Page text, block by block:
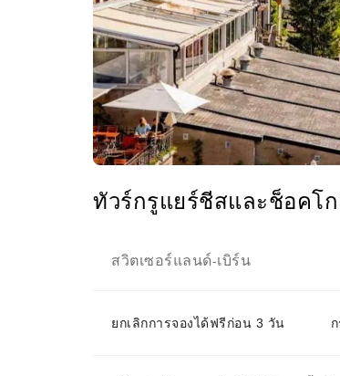
ทัวร์กรูแยร์ชีสและช็อคโ
สวิตเซอร์แลนด์-เบิร์น
ยกเลิกการจองได้ฟรีก่อน 3 วัน